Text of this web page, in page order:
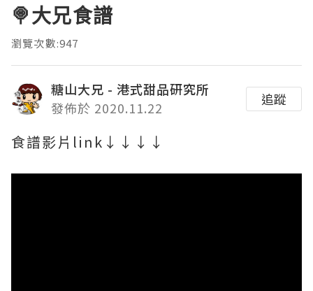
🍭大兄食譜
瀏覽次數:947
糖山大兄 - 港式甜品研究所
發佈於 2020.11.22
追蹤
食譜影片link↓↓↓↓